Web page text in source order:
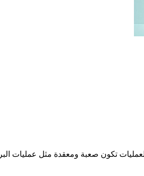
تكون صعبة ومعقدة مثل عمليات